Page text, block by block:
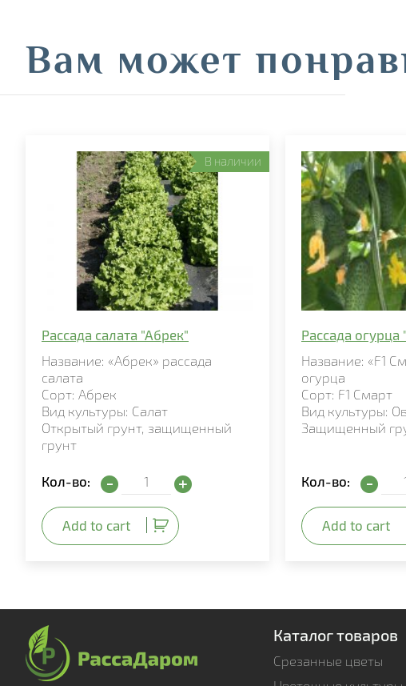
Вам может
В наличии
Рассада салата "Абрек"
Название: «Абрек» рассада
салата
Сорт: Абрек
Вид культуры: Салат
Открытый грунт, защищенный
грунт
Кол-во: Рассада салата "Абрек" quantity
Add to cart
Рассада огурца
Название: «F1
огурца
Сорт: F1 Смарт
Вид культуры:
Защищенный
Кол-во:
Add to cart
Каталог товаров
Срезанные цветы